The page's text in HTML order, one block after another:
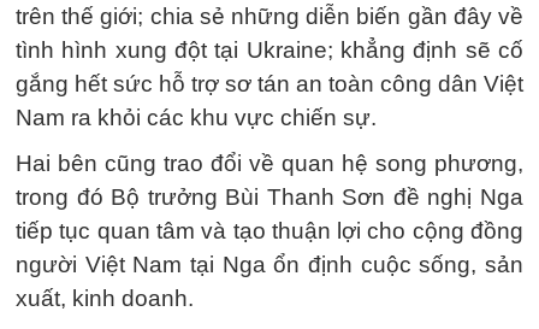
trên thế giới; chia sẻ những diễn biến gần đây về
tình hình xung đột tại Ukraine; khẳng định sẽ cố
gắng hết sức hỗ trợ sơ tán an toàn công dân Việt
Nam ra khỏi các khu vực chiến sự.
Hai bên cũng trao đổi về quan hệ song phương,
trong đó Bộ trưởng Bùi Thanh Sơn đề nghị Nga
tiếp tục quan tâm và tạo thuận lợi cho cộng đồng
người Việt Nam tại Nga ổn định cuộc sống, sản
xuất, kinh doanh.